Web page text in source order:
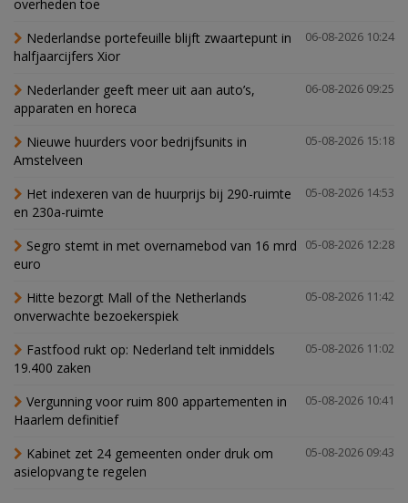
overheden toe
06-08-2026 10:24
Nederlandse portefeuille blijft zwaartepunt in
halfjaarcijfers Xior
06-08-2026 09:25
Nederlander geeft meer uit aan auto’s,
apparaten en horeca
05-08-2026 15:18
Nieuwe huurders voor bedrijfsunits in
Amstelveen
05-08-2026 14:53
Het indexeren van de huurprijs bij 290-ruimte
en 230a-ruimte
05-08-2026 12:28
Segro stemt in met overnamebod van 16 mrd
euro
05-08-2026 11:42
Hitte bezorgt Mall of the Netherlands
onverwachte bezoekerspiek
05-08-2026 11:02
Fastfood rukt op: Nederland telt inmiddels
19.400 zaken
05-08-2026 10:41
Vergunning voor ruim 800 appartementen in
Haarlem definitief
05-08-2026 09:43
Kabinet zet 24 gemeenten onder druk om
asielopvang te regelen